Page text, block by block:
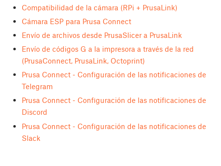
Compatibilidad de la cámara (RPi + PrusaLink)
Cámara ESP para Prusa Connect
Envío de archivos desde PrusaSlicer a PrusaLink
Envío de códigos G a la impresora a través de la red
(PrusaConnect, PrusaLink, Octoprint)
Prusa Connect - Configuración de las notificaciones de
Telegram
Prusa Connect - Configuración de las notificaciones de
Discord
Prusa Connect - Configuración de las notificaciones de
Slack